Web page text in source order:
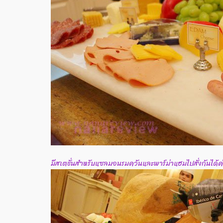
มีสเตชั่นสำหรับแซลมอนรมควันและพาร์ม่าแฮมไปสั่งกันได้